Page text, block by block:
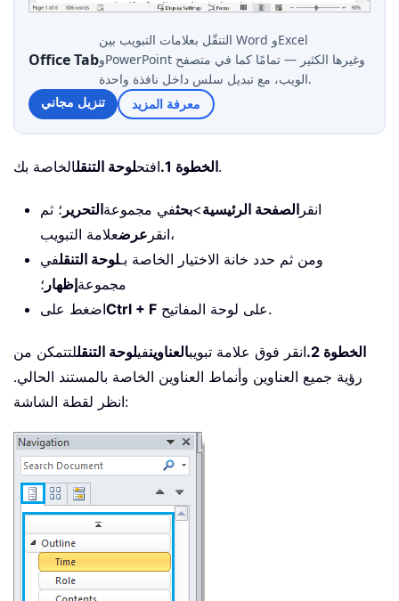
Office Tab
التنقّل بعلامات التبويب بين Word وExcel
وPowerPoint وغيرها الكثير — تمامًا كما في متصفح
الويب، مع تبديل سلس داخل نافذة واحدة.
تنزيل مجاني
معرفة المزيد
الخطوة 1. افتحلوحة التنقل الخاصة بك.
انقر الصفحة الرئيسية>بحثفي مجموعةالتحرير ؛ ثم
انقر عرض
علامة التبويب،
ومن ثم حدد خانة الاختيار الخاصة بـلوحة التنقلفي
مجموعةإظهار ؛
اضغط علىCtrl + F على لوحة المفاتيح.
الخطوة 2. انقر فوق علامة تبويبالعناوينفيلوحة التنقللتتمكن من
رؤية جميع العناوين وأنماط العناوين الخاصة بالمستند الحالي.
انظر لقطة الشاشة: